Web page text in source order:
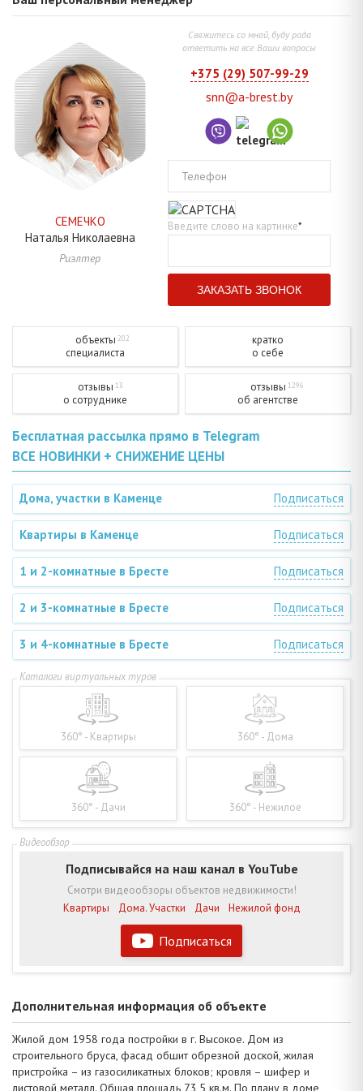
СЕМЕЧКО
Наталья Николаевна
Риэлтер
Свяжитесь со мной, буду рада
ответить на все Ваши вопросы
+375 (29) 507-99-29
snn@a-brest.by
Телефон
Введите слово на картинке*
объекты 202
специалиста
кратко
о себе
отзывы 13
о сотруднике
отзывы 1296
об агентстве
Бесплатная рассылка прямо в Telegram
ВСЕ НОВИНКИ + СНИЖЕНИЕ ЦЕНЫ
Дома, участки в Каменце Подписаться
Квартиры в Каменце Подписаться
1 и 2-комнатные в Бресте Подписаться
2 и 3-комнатные в Бресте Подписаться
3 и 4-комнатные в Бресте Подписаться
360° - Квартиры 360° - Дома
360° - Дачи 360° - Нежилое
Подписаться
Подписывайся на наш канал в YouTube
Смотри видеообзоры объектов недвижимости!
Квартиры
Дома. Участки Дачи Нежилой фонд
Дополнительная информация об объекте
Жилой дом 1958 года постройки в г. Высокое. Дом из
строительного бруса, фасад обшит обрезной доской, жилая
пристройка – из газосиликатных блоков; кровля – шифер и
листовой металл. Общая площадь 73,5 кв.м. По плану в доме